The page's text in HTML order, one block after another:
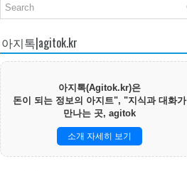
아지톡|agitok.kr
아지톡(Agitok.kr)은
돈이 되는 정보의 아지트", "지식과 대화가
만나는 곳, agitok
소개 자세히 보기